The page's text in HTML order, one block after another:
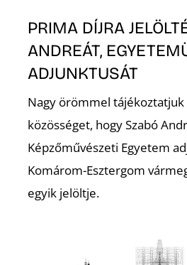
PRIMA DÍJRA
ANDREÁT,
ADJUNKTUSÁT
Nagy örömmel tájékoztatjuk
közösséget, hogy Szabó
Képzőművészeti Egyetem
Komárom-Esztergom
egyik jelöltje.